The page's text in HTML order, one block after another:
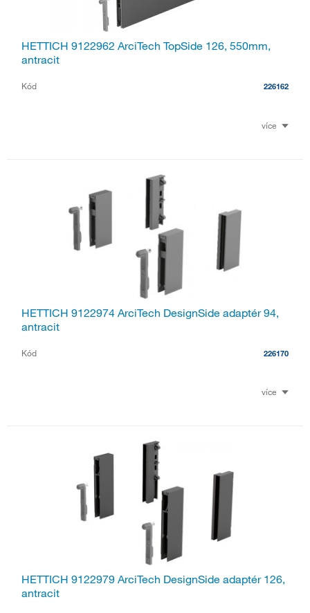
HETTICH 9122962 ArciTech TopSide 126, 550mm,
antracit
Kód 226162
více
HETTICH 9122974 ArciTech DesignSide adaptér 94,
antracit
Kód 226170
více
HETTICH 9122979 ArciTech DesignSide adaptér 126,
antracit